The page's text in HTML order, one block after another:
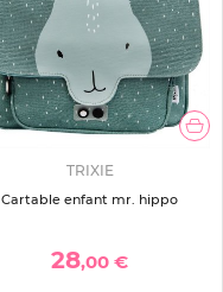
TRIXIE
Cartable enfant mr. hippo
28,00 €